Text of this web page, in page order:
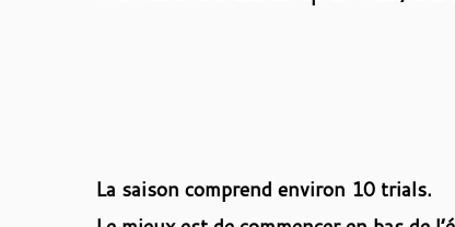
La saison comprend environ 10 trials.